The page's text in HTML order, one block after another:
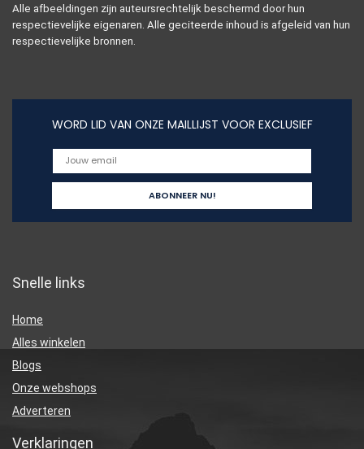
Alle afbeeldingen zijn auteursrechtelijk beschermd door hun
respectievelijke eigenaren. Alle geciteerde inhoud is afgeleid van hun
respectievelijke bronnen.
WORD LID VAN ONZE MAILLIJST VOOR EXCLUSIEF
Snelle links
Home
Alles winkelen
Blogs
Onze webshops
Adverteren
Verklaringen